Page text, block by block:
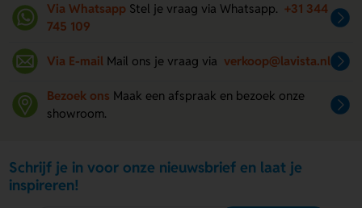
Via Whatsapp Stel je vraag via Whatsapp. +31 344
745 109
Via E-mail Mail ons je vraag via verkoop@lavista.nl
Bezoek ons Maak een afspraak en bezoek onze
showroom.
Schrijf je in voor onze nieuwsbrief en laat je
inspireren!